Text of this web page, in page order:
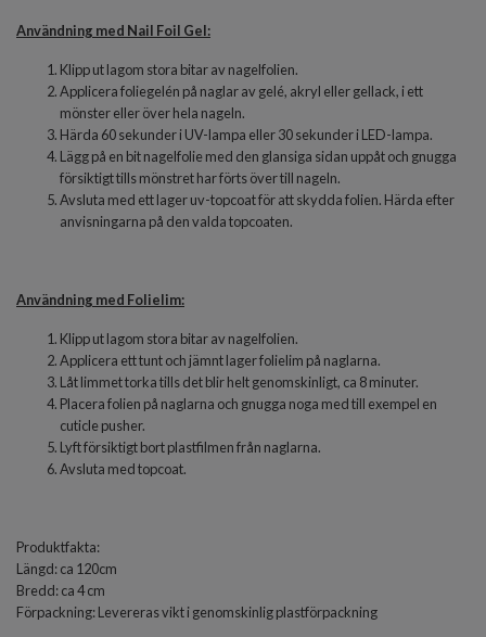
Användning med Nail Foil Gel:
Klipp ut lagom stora bitar av nagelfolien.
Applicera foliegelén på naglar av gelé, akryl eller gellack, i ett
mönster eller över hela nageln.
Härda 60 sekunder i UV-lampa eller 30 sekunder i LED-lampa.
Lägg på en bit nagelfolie med den glansiga sidan uppåt och gnugga
försiktigt tills mönstret har förts över till nageln.
Avsluta med ett lager uv-topcoat för att skydda folien. Härda efter
anvisningarna på den valda topcoaten.
Användning med Folielim:
Klipp ut lagom stora bitar av nagelfolien.
Applicera ett tunt och jämnt lager folielim på naglarna.
Låt limmet torka tills det blir helt genomskinligt, ca 8 minuter.
Placera folien på naglarna och gnugga noga med till exempel en
cuticle pusher.
Lyft försiktigt bort plastfilmen från naglarna.
Avsluta med topcoat.
Produktfakta:
Längd: ca 120cm
Bredd: ca 4 cm
Förpackning: Levereras vikt i genomskinlig plastförpackning